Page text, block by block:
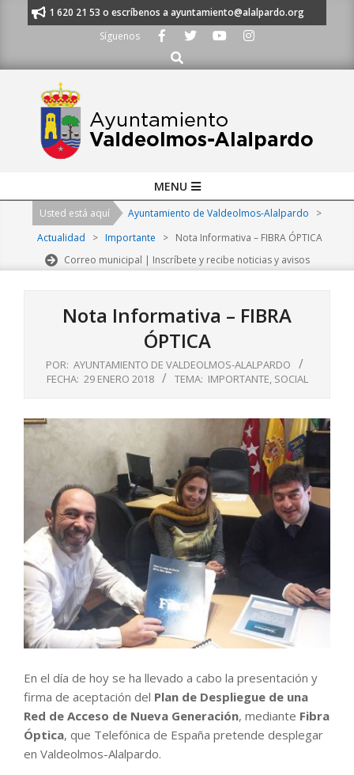
al 91 620 21 53 o escríbenos a ayuntamiento@alalpardo.org
Síguenos
Buscar
Navigation
MENU
Usted está aquí Ayuntamiento de Valdeolmos-Alalpardo
>
Actualidad
> Importante > Nota Informativa – FIBRA ÓPTICA
Correo municipal | Inscríbete y recibe noticias y avisos
Nota Informativa – FIBRA
ÓPTICA
POR: AYUNTAMIENTO DE VALDEOLMOS-ALALPARDO
FECHA: 29 ENERO 2018 TEMA: IMPORTANTE, SOCIAL
En el día de hoy se ha llevado a cabo la presentación y
firma de aceptación del Plan de Despliegue de una
Red de Acceso de Nueva Generación, mediante Fibra
Óptica, que Telefónica de España pretende desplegar
en Valdeolmos-Alalpardo.